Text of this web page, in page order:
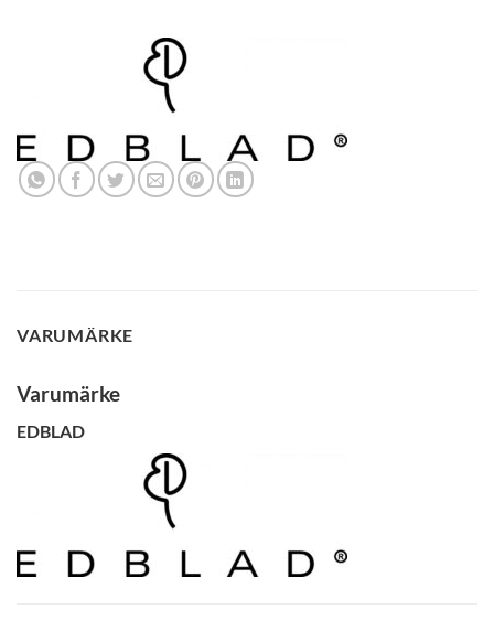
VARUMÄRKE
Varumärke
EDBLAD
Bli medlem idag och få 10% rabatt på ditt första köp